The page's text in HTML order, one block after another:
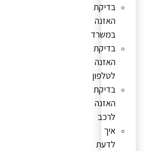
בדיקת
האזנה
במשרד
בדיקת
האזנה
לטלפון
בדיקת
האזנה
לרכב
איך
לדעת